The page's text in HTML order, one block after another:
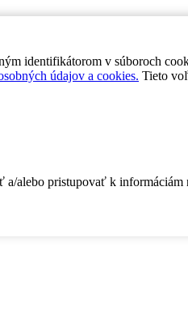
identifikátorom v súboroch
údajov a cookies. Tieto
pristupovať k informáciám